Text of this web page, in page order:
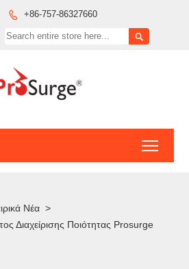
 +86-757-86327660

Νέα >
Διαχείρισης Ποιότητας Prosurge